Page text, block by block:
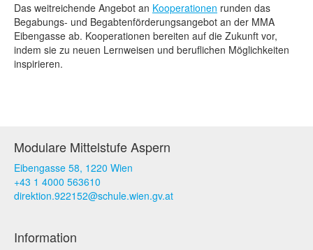
Das weitreichende Angebot an Kooperationen runden das
Begabungs- und Begabtenförderungsangebot an der MMA
Eibengasse ab. Kooperationen bereiten auf die Zukunft vor,
indem sie zu neuen Lernweisen und beruflichen Möglichkeiten
inspirieren.
Modulare Mittelstufe Aspern
Eibengasse 58, 1220 Wien
+43 1 4000 563610
direktion.922152@schule.wien.gv.at
Information